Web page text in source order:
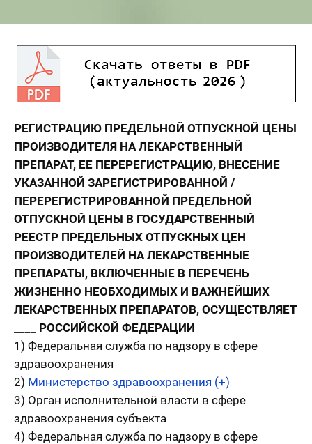
РЕГИСТРАЦИЮ ПРЕДЕЛЬНОЙ ОТПУСКНОЙ ЦЕНЫ
ПРОИЗВОДИТЕЛЯ НА ЛЕКАРСТВЕННЫЙ
ПРЕПАРАТ, ЕЕ ПЕРЕРЕГИСТРАЦИЮ, ВНЕСЕНИЕ
УКАЗАННОЙ ЗАРЕГИСТРИРОВАННОЙ /
ПЕРЕРЕГИСТРИРОВАННОЙ ПРЕДЕЛЬНОЙ
ОТПУСКНОЙ ЦЕНЫ В ГОСУДАРСТВЕННЫЙ
РЕЕСТР ПРЕДЕЛЬНЫХ ОТПУСКНЫХ ЦЕН
ПРОИЗВОДИТЕЛЕЙ НА ЛЕКАРСТВЕННЫЕ
ПРЕПАРАТЫ, ВКЛЮЧЕННЫЕ В ПЕРЕЧЕНЬ
ЖИЗНЕННО НЕОБХОДИМЫХ И ВАЖНЕЙШИХ
ЛЕКАРСТВЕННЫХ ПРЕПАРАТОВ, ОСУЩЕСТВЛЯЕТ
____ РОССИЙСКОЙ ФЕДЕРАЦИИ
1) Федеральная служба по надзору в сфере
здравоохранения
2) Министерство здравоохранения (+)
3) Орган исполнительной власти в сфере
здравоохранения субъекта
4) Федеральная служба по надзору в сфере